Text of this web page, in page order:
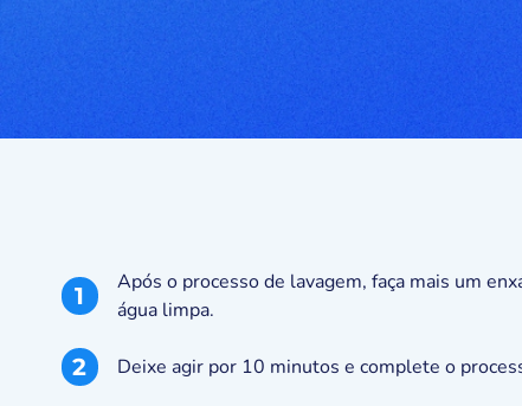
1
Após o processo de lavagem, faça mais um
água limpa.
2 Deixe agir por 10 minutos e complete o